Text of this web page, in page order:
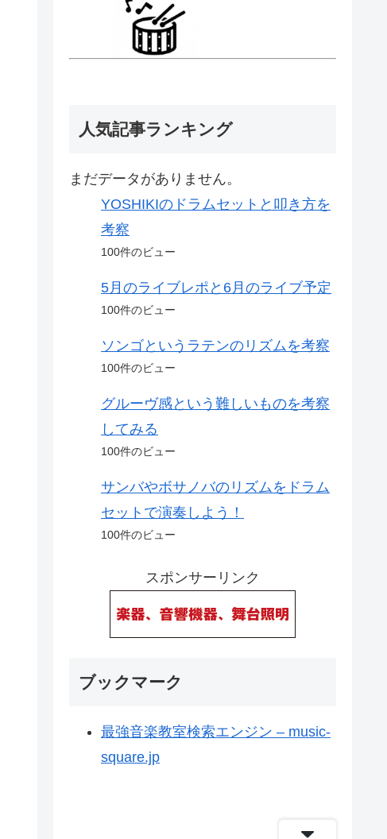
人気記事ランキング
まだデータがありません。
YOSHIKIのドラムセットと叩き方を
考察
100件のビュー
5月のライブレポと6月のライブ予定
100件のビュー
ソンゴというラテンのリズムを考察
100件のビュー
グルーヴ感という難しいものを考察
してみる
100件のビュー
サンバやボサノバのリズムをドラム
セットで演奏しよう！
100件のビュー
スポンサーリンク
ブックマーク
最強音楽教室検索エンジン – music-
square.jp